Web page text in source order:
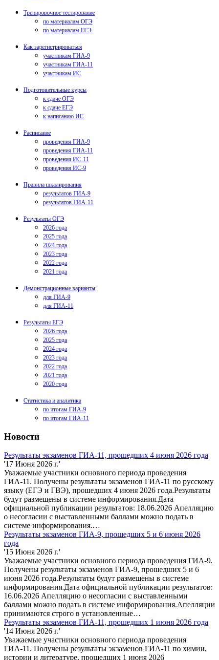
Тренировочное тестирование
по материалам ОГЭ
по материалам ЕГЭ
Как зарегистрироваться
участникам ГИА-9
участникам ГИА-11
участникам ИС
Подготовительные курсы
к сдаче ОГЭ
к сдаче ЕГЭ
к написанию ИС
Расписание
проведения ГИА-9
проведения ГИА-11
проведения ИС-11
проведения ИС-9
Правила шкалирования
результатов ГИА-9
результатов ГИА-11
Результаты ОГЭ
2026 года
2025 года
2024 года
2023 года
2022 года
2021 года
Демонстрационные варианты
для ГИА-9
для ГИА-11
Результаты ЕГЭ
2026 года
2025 года
2024 года
2023 года
2022 года
2021 года
2020 года
Статистика и аналитика
по итогам ГИА-9
по итогам ГИА-11
Новости
Результаты экзаменов ГИА-11, прошедших 4 июня 2026 года
'17 Июня 2026 г.'
Уважаемые участники основного периода проведения
ГИА-11. Получены результаты экзаменов ГИА-11 по русскому
языку (ЕГЭ и ГВЭ), прошедших 4 июня 2026 года.Результаты
будут размещены в системе информирования.Дата
официальной публикации результатов: 18.06.2026 Апелляцию
о несогласии с выставленными баллами можно подать в
системе информирования.…
Результаты экзаменов ГИА-9, прошедших 5 и 6 июня 2026
года
'15 Июня 2026 г.'
Уважаемые участники основного периода проведения ГИА-9.
Получены результаты экзаменов ГИА-9, прошедших 5 и 6
июня 2026 года.Результаты будут размещены в системе
информирования.Дата официальной публикации результатов:
16.06.2026 Апелляцию о несогласии с выставленными
баллами можно подать в системе информирования.Апелляции
принимаются строго в установленные…
Результаты экзаменов ГИА-11, прошедших 1 июня 2026 года
'14 Июня 2026 г.'
Уважаемые участники основного периода проведения
ГИА-11. Получены результаты экзаменов ГИА-11 по химии,
истории и литературе, прошедших 1 июня 2026